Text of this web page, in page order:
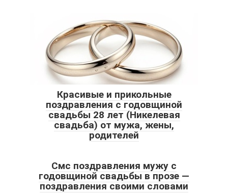
Красивые и прикольные
поздравления с годовщиной
свадьбы 28 лет (Никелевая
свадьба) от мужа, жены,
родителей
Смс поздравления мужу с
годовщиной свадьбы в прозе —
поздравления своими словами